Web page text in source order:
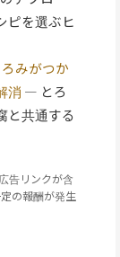
ピを選ぶヒ
みがつか
消 — とろ
と共通する
告リンクが含
の報酬が発生